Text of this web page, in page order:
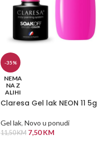
-35%
NEMA
NA Z
ALIHI
Claresa Gel lak NEON 11 5g
Gel lak, Novo u ponudi
11,50KM 7,50KM